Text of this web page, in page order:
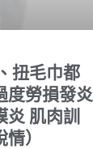
扭毛巾都
度勞損發炎
肌肉訓
）